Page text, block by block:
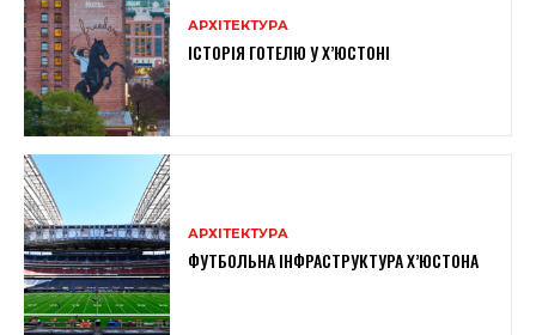
АРХІТЕКТУРА
ІСТОРІЯ ГОТЕЛЮ У Х’ЮСТОНІ
АРХІТЕКТУРА
ФУТБОЛЬНА ІНФРАСТРУКТУРА Х’ЮСТОНА